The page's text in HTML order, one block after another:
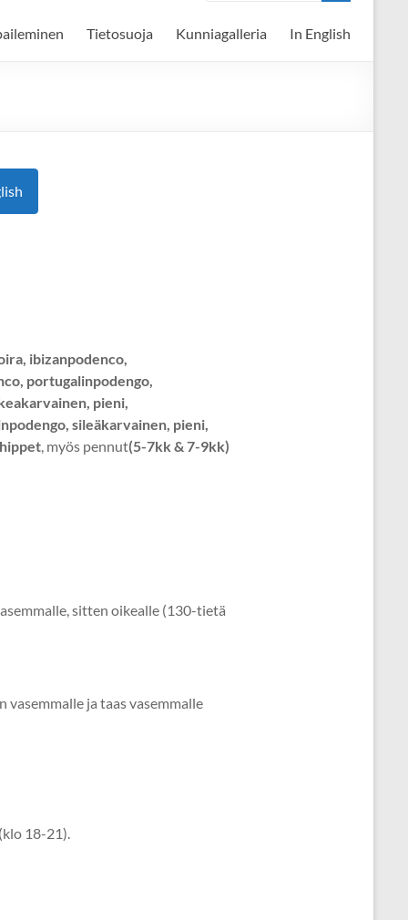
Tietosuoja Kunniagalleria In English
ibizanpodenco,
portugalinpodengo,
pieni,
sileäkarvainen, pieni,
, myös pennut(5-7kk & 7-9kk)
sitten oikealle (130-tietä
ja taas vasemmalle
18-21).